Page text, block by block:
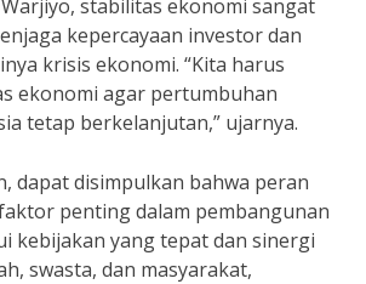
stabilitas ekonomi sangat
kepercayaan investor dan
krisis ekonomi. “Kita harus
ekonomi agar pertumbuhan
tetap berkelanjutan,” ujarnya.
dapat disimpulkan bahwa peran
penting dalam pembangunan
kebijakan yang tepat dan sinergi
swasta, dan masyarakat,